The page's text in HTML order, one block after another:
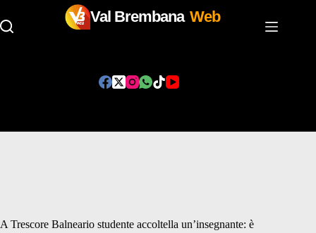
Val Brembana Web
A Trescore Balneario studente accoltella un’insegnante: è